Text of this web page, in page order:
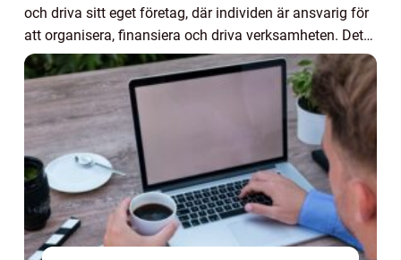
och driva sitt eget företag, där individen är ansvarig för
att organisera, finansiera och driva verksamheten. Detta
ger friheten att bestämma ö...